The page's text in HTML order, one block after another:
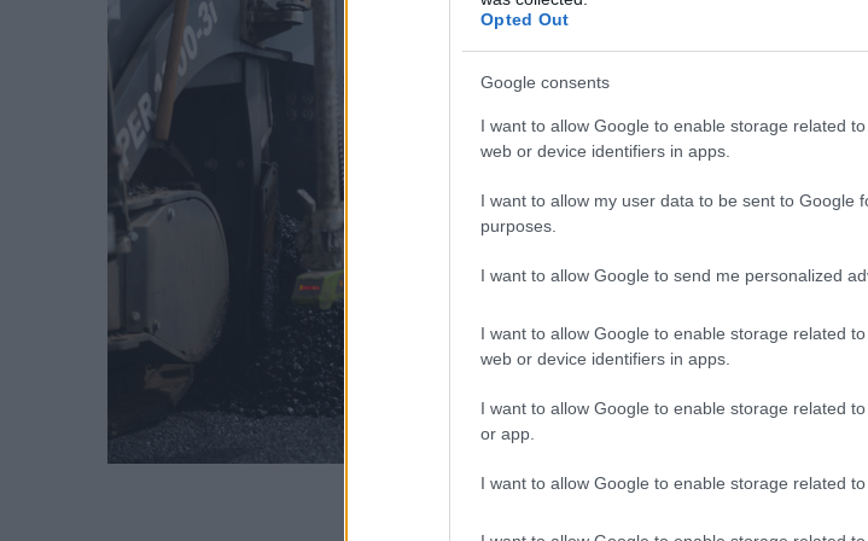
Opted Out
Google consents
I want to allow Google to enable storage related
web or device identifiers in apps.
I want to allow my user data to be sent to Google
purposes.
I want to allow Google to send me personalized
I want to allow Google to enable storage related
web or device identifiers in apps.
I want to allow Google to enable storage related
or app.
I want to allow Google to enable storage related to